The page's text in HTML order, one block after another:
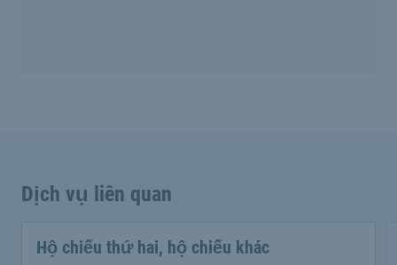
Dịch vụ liên quan
Hộ chiếu thứ hai, hộ chiếu khác